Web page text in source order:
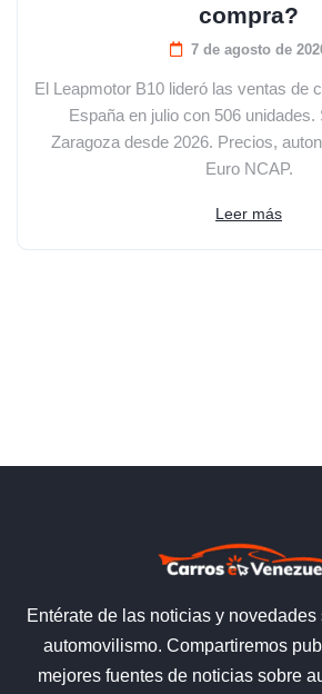
compra?
7 de agosto de
El Leapmotor B10 lideró las ventas de
España en julio con 506 unidades.
Zaragoza desde 2026. Precios,
Euro NCAP.
Leer más
Entérate de las noticias y novedades
automovilismo. Compartiremos
mejores fuentes de noticias sobre